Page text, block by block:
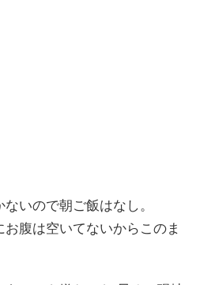
いので朝ご飯はなし。
腹は空いてないからこのま